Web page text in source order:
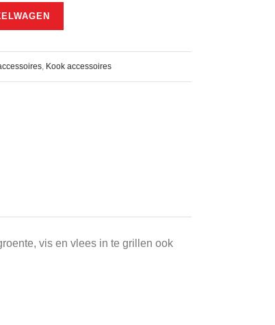
, Kook accessoires
vis en vlees in te grillen ook